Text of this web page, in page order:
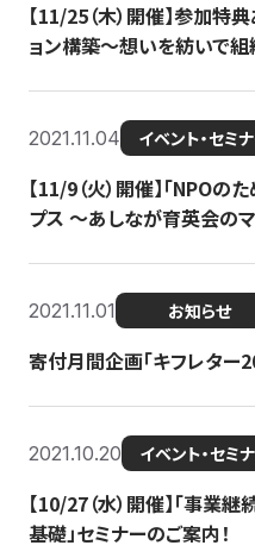
【11/25（木）開催】参加特
ョン構築〜想いを紡いで組
2021.11.04 イベント・セミ
【11/9（火）開催】「NPOの
プス 〜あしなが育英会の
2021.11.01 お知らせ
寄付月間企画「キフレター
2021.10.20 イベント・セミ
【10/27（水）開催】「事業
基礎」セミナーのご案内！